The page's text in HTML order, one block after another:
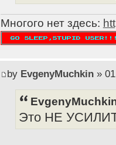
Многого нет здесь:
by EvgenyMuchkin» 01
Это НЕ